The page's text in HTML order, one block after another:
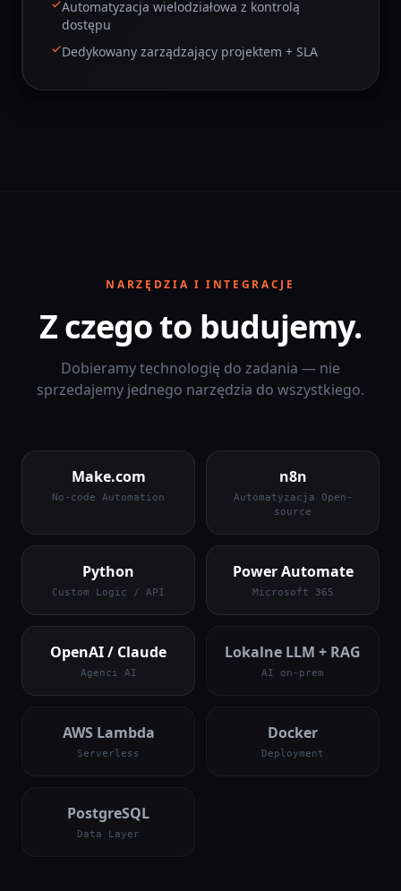
Automatyzacja wielodziałowa z kontrolą
dostępu
Dedykowany zarządzający projektem + SLA
NARZĘDZIA I INTEGRACJE
Z czego to budujemy.
Dobieramy technologię do zadania — nie
sprzedajemy jednego narzędzia do wszystkiego.
Make.com
No-code Automation
n8n
Automatyzacja Open-
source
Python
Custom Logic / API
Power Automate
Microsoft 365
OpenAI / Claude
Agenci AI
Lokalne LLM + RAG
AI on-prem
AWS Lambda
Serverless
Docker
Deployment
PostgreSQL
Data Layer